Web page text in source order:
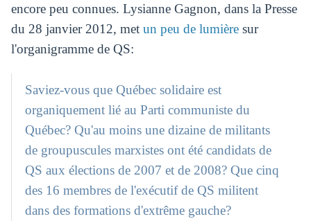
encore peu connues. Lysianne Gagnon, dans la Presse
du 28 janvier 2012, met un peu de lumière sur
l'organigramme de QS:
Saviez-vous que Québec solidaire est
organiquement lié au Parti communiste du
Québec? Qu'au moins une dizaine de militants
de groupuscules marxistes ont été candidats de
QS aux élections de 2007 et de 2008? Que cinq
des 16 membres de l'exécutif de QS militent
dans des formations d'extrême gauche?